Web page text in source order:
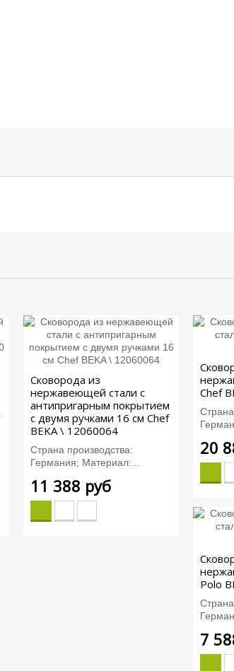
Сковорода из
нержавеющей стали с
антипригарным покрытием
с двумя ручками 16 см Chef
BEKA \ 12060064
Страна производства:
Германия; Материал:...
11 388 руб
Chef
20
Polo
7